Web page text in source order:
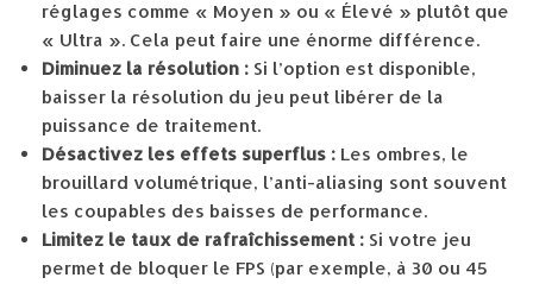
réglages comme « Moyen » ou « Élevé » plutôt que
« Ultra ». Cela peut faire une énorme différence.
Diminuez la résolution : Si l’option est disponible,
baisser la résolution du jeu peut libérer de la
puissance de traitement.
Désactivez les effets superflus : Les ombres, le
brouillard volumétrique, l’anti-aliasing sont souvent
les coupables des baisses de performance.
Limitez le taux de rafraîchissement : Si votre jeu
permet de bloquer le FPS (par exemple, à 30 ou 45